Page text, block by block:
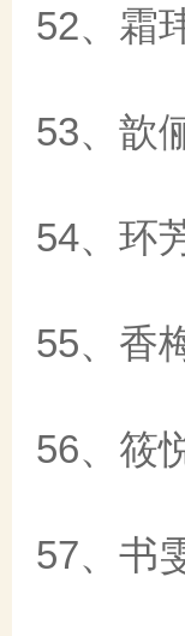
52、
53、
54、
55、
56、
57、